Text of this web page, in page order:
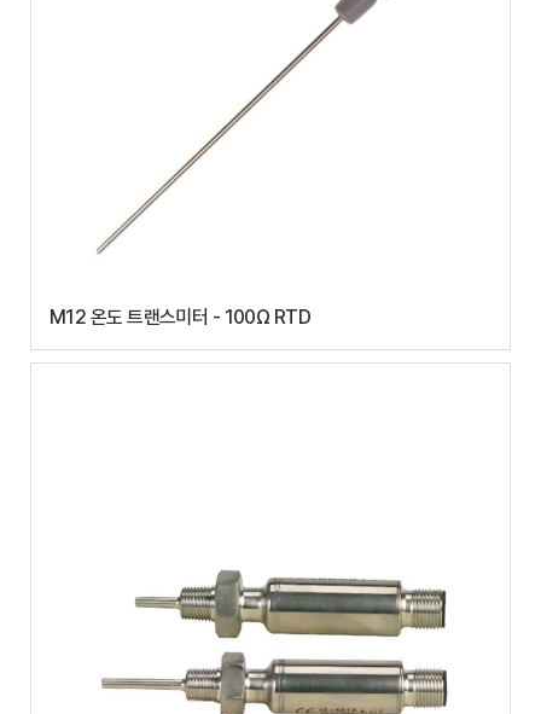
M12 온도 트랜스미터 - 100Ω RTD